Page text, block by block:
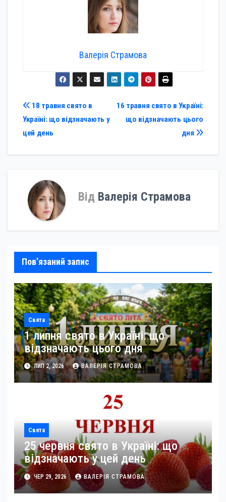
Валерія Страмова
Навігація
записів
16 травня свято в Україні:
що відзначають цього
дня
18 травня свято в
Україні: що відзначають у
цей день
Від Валерія Страмова
Пов’язаний запис
Свята
1 липня свято в Україні: що
відзначають цього дня
ЛИП 2, 2026 ВАЛЕРІЯ СТРАМОВА
Свята
25 червня свято в Україні: що
відзначають у цей день
ЧЕР 29, 2026 ВАЛЕРІЯ СТРАМОВА